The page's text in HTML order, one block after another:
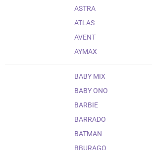
ASTRA
ATLAS
AVENT
AYMAX
BABY MIX
BABY ONO
BARBIE
BARRADO
BATMAN
BBURAGO